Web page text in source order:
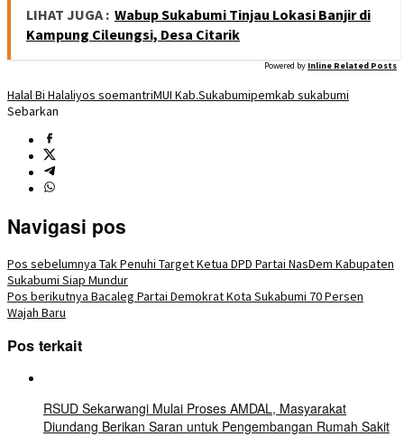
LIHAT JUGA : Wabup Sukabumi Tinjau Lokasi Banjir di
Kampung Cileungsi, Desa Citarik
Powered by Inline Related Posts
Halal Bi Halaliyos soemantriMUI Kab.Sukabumipemkab sukabumi
Sebarkan
Navigasi pos
Pos sebelumnya Tak Penuhi Target Ketua DPD Partai NasDem Kabupaten
Sukabumi Siap Mundur
Pos berikutnya Bacaleg Partai Demokrat Kota Sukabumi 70 Persen
Wajah Baru
Pos terkait
RSUD Sekarwangi Mulai Proses AMDAL, Masyarakat
Diundang Berikan Saran untuk Pengembangan Rumah Sakit